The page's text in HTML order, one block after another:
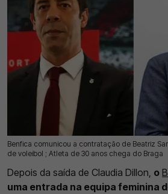
Benfica comunicou a contratação de Beatriz
de voleibol ; Atleta de 30 anos chega do Braga
17 Jul 2026 | 17:26 | 0
Depois da saída de Claudia Dillon, o
uma entrada na equipa feminina